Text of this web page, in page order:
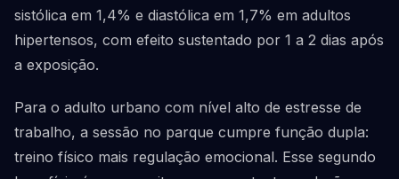
sistólica em 1,4% e diastólica em 1,7% em adultos
hipertensos, com efeito sustentado por 1 a 2 dias após
a exposição.
Para o adulto urbano com nível alto de estresse de
trabalho, a sessão no parque cumpre função dupla:
treino físico mais regulação emocional. Esse segundo